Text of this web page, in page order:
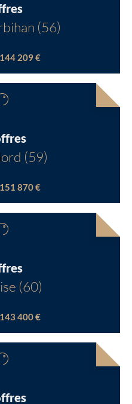
(56)
209 €
(59)
870 €
(60)
400 €